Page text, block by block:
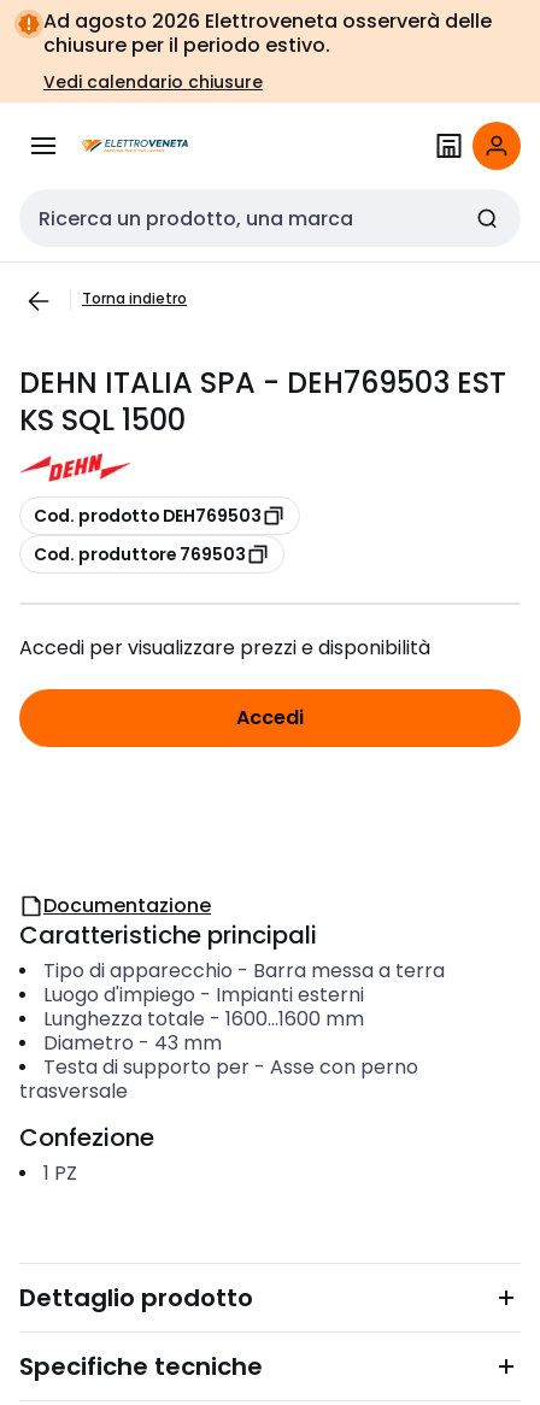
Vai alla
navigazione
Vai
alla
pagina
Ad agosto 2026 Elettroveneta osserverà delle
chiusure per il periodo estivo.
Vedi calendario chiusure
Cerca input
Torna indietro
DEHN ITALIA SPA - DEH769503 EST
KS SQL 1500
copia
Cod. prodotto DEH769503
copia
Cod. produttore 769503
Accedi per visualizzare prezzi e disponibilità
Accedi
Documentazione
Caratteristiche principali
Tipo di apparecchio - Barra messa a terra
Luogo d'impiego - Impianti esterni
Lunghezza totale - 1600...1600 mm
Diametro - 43 mm
Testa di supporto per- Asse con perno
trasversale
Confezione
1 PZ
Dettaglio prodotto
Specifiche tecniche